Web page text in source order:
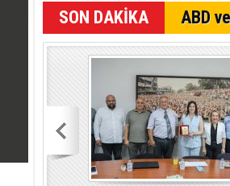
SON DAKİKA ABD